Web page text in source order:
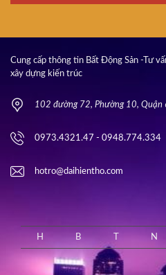
Cung cấp thông tin Bất Động Sản -Tư
xây dựng kiến trúc
102 đường 72, Phường 10, Quận
0973.4321.47 - 0948.774.334
hotro@daihientho.com
H B N